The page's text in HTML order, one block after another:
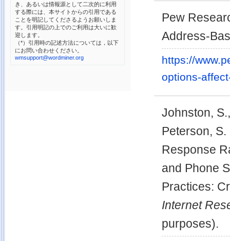
き、あるいは情報源として二次的に利用
する際には、本サイトからの引用である
ことを明記してくださるようお願いしま
す。引用明記の上でのご利用は大いに歓
迎します。
（*）引用時の記述方法については，以下
にお問い合わせください。
wmsupport@wordminer.org
Pew
Address-
https://
options-
Johnston,
Peterson,
Response
and Phone
Practices:
Internet
purposes).